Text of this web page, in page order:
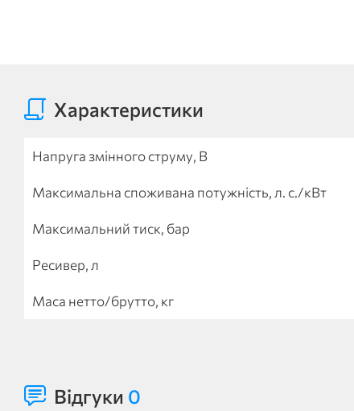
Характеристики
Напруга змінного струму, В
Максимальна споживана потужність, л. с./кВт
Максимальний тиск, бар
Ресивер, л
Маса нетто/брутто, кг
Відгуки 0